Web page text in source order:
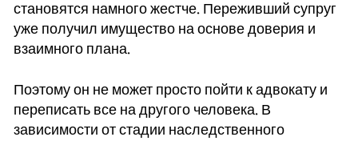
становятся намного жестче. Переживший супруг
уже получил имущество на основе доверия и
взаимного плана.
Поэтому он не может просто пойти к адвокату и
переписать все на другого человека. В
зависимости от стадии наследственного